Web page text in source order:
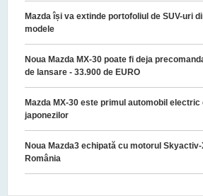
Mazda își va extinde portofoliul de SUV-uri
modele
Noua Mazda MX-30 poate fi deja
de lansare - 33.900 de EURO
Mazda MX-30 este primul automobil
japonezilor
Noua Mazda3 echipată cu motorul
România